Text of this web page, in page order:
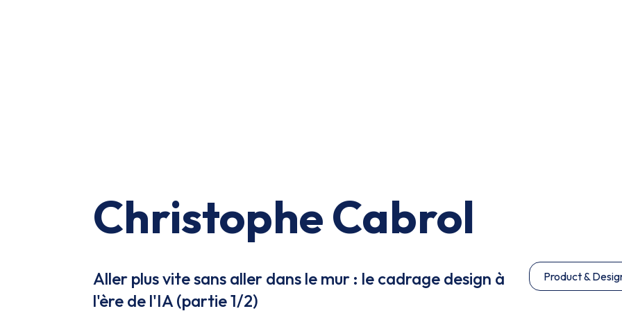
Christophe Cabrol
Aller plus vite sans aller dans le mur : le cadrage design à
l'ère de l'IA (partie 1/2)
Product &